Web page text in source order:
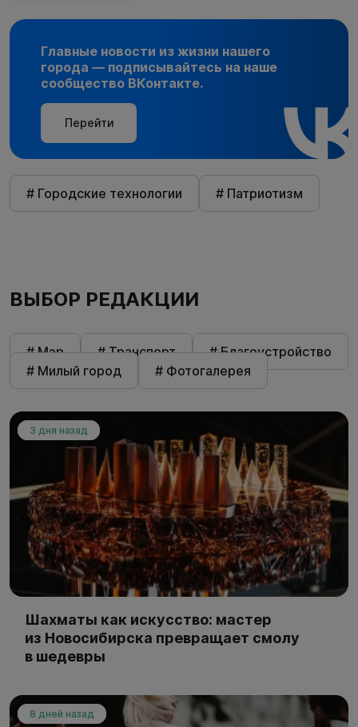
Главные новости из жизни нашего
города — подписывайтесь на наше
сообщество ВКонтакте.
Перейти
# Городские технологии # Патриотизм
ВЫБОР РЕДАКЦИИ
# Мэр # Транспорт
# Благоустройство
# Милый город
# Фотогалерея
3 дня назад
Шахматы как искусство: мастер
из Новосибирска превращает смолу
в шедевры
8 дней назад